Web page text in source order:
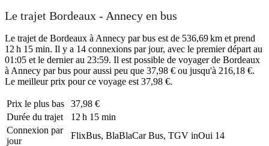
Le trajet Bordeaux - Annecy en bus
Le trajet de Bordeaux à Annecy par bus est de 536,69 km et prend
12 h 15 min. Il y a 14 connexions par jour, avec le premier départ au
01:05 et le dernier au 23:59. Il est possible de voyager de Bordeaux
à Annecy par bus pour aussi peu que 37,98 € ou jusqu'à 216,18 €.
Le meilleur prix pour ce voyage est 37,98 €.
Prix ​​le plus bas
37,98 €
Durée du trajet
12 h 15 min
Connexion par
jour
FlixBus, BlaBlaCar Bus, TGV inOui 14